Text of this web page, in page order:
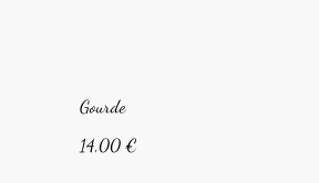
Gourde
14,00 €